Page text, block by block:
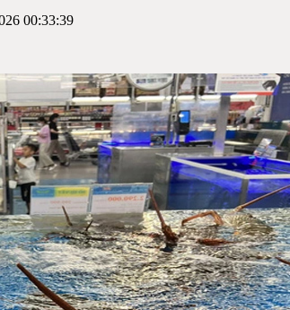
00:33:39